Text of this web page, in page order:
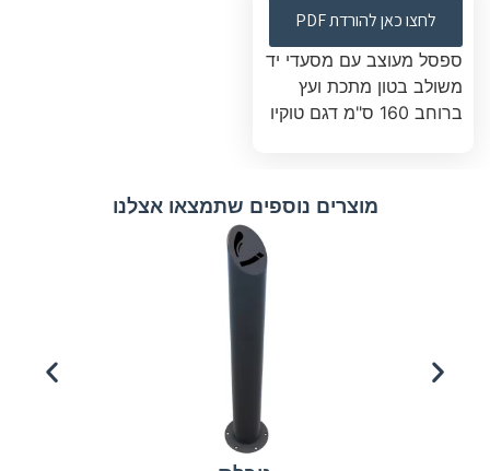
לחצו כאן להורדת PDF
ספסל מעוצב עם מסעדי יד
משולב בטון מתכת ועץ
ברוחב 160 ס"מ דגם טוקיו
מוצרים נוספים שתמצאו אצלנו